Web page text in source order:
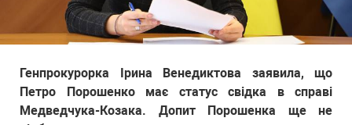
Генпрокурорка Ірина Венедиктова заявила, що
Петро Порошенко має статус свідка в справі
Медведчука-Козака. Допит Порошенка ще не